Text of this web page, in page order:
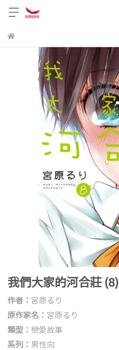
我們大家的河合莊 (8)
作者： 宮原るり
原作家名： 宮原るり
類型： 戀愛故事
系列： 男性向